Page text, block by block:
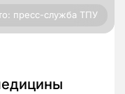
пресс-служба ТПУ